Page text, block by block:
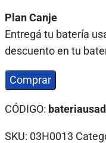
Plan Canje
Entregá tu batería
descuento en tu
Comprar
CÓDIGO:
SKU: 03H0013